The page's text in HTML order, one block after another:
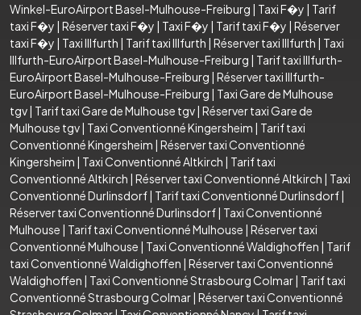
Winkel-EuroAirport Basel-Mulhouse-Freiburg | Taxi F�y | Tarif
taxi F�y | Réserver taxi F�y | Taxi F�y | Tarif taxi F�y | Réserver
taxi F�y | Taxi Illfurth | Tarif taxi Illfurth | Réserver taxi Illfurth | Taxi
Illfurth-EuroAirport Basel-Mulhouse-Freiburg | Tarif taxi Illfurth-
EuroAirport Basel-Mulhouse-Freiburg | Réserver taxi Illfurth-
EuroAirport Basel-Mulhouse-Freiburg | Taxi Gare de Mulhouse
tgv| Tarif taxi Gare de Mulhouse tgv| Réserver taxi Gare de
Mulhouse tgv| Taxi Conventionné Kingersheim | Tarif taxi
Conventionné Kingersheim | Réserver taxi Conventionné
Kingersheim | Taxi Conventionné Altkirch | Tarif taxi
Conventionné Altkirch | Réserver taxi Conventionné Altkirch | Taxi
Conventionné Durlinsdorf| Tarif taxi Conventionné Durlinsdorf|
Réserver taxi Conventionné Durlinsdorf| Taxi Conventionné
Mulhouse | Tarif taxi Conventionné Mulhouse | Réserver taxi
Conventionné Mulhouse | Taxi Conventionné Waldighoffen | Tarif
taxi Conventionné Waldighoffen | Réserver taxi Conventionné
Waldighoffen | Taxi Conventionné Strasbourg Colmar| Tarif taxi
Conventionné Strasbourg Colmar| Réserver taxi Conventionné